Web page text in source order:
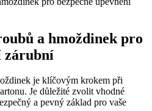
a hmoždinek pro
zárubní
je klíčovým krokem při
Je důležité zvolit vhodné
a pevný základ pro vaše